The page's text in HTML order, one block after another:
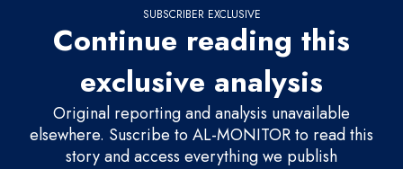
SUBSCRIBER EXCLUSIVE
Continue reading this
exclusive analysis
Original reporting and analysis unavailable
elsewhere. Suscribe to AL-MONITOR to read this
story and access everything we publish